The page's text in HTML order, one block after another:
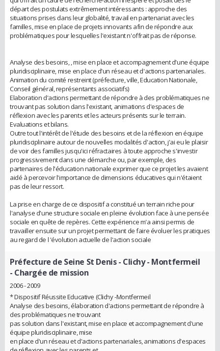
départ des postulats extrêmement intéressants : approche des
situations prises dans leur globalité, travail en partenariat avec les
familles, mise en place de projets innovants afin de répondre aux
problématiques pour lesquelles l'existant n'offrait pas de réponse.
Analyse des besoins, , mise en place et accompagnement d'une équipe
pluridisciplinaire, mise en place d'un réseau et d'actions partenariales.
Animation du comité restreint (préfecture, ville, Education Nationale,
Conseil général, représentants associatifs)
Elaboration d'actions permettant de répondre à des problématiques ne
trouvant pas solution dans l'existant, animations d'espaces de
réflexion avec les parents et les acteurs présents sur le terrain.
Evaluations et bilans.
Outre tout l'intérêt de l'étude des besoins et de la réflexion en équipe
pluridisciplinaire autour de nouvelles modalités d'action, j'ai eu le plaisir
de voir des familles jusqu'ici réfractaires à toute approche s'investir
progressivement dans une démarche ou, par exemple, des
partenaires de l'éducation nationale exprimer que ce projet les avaient
aidé à percevoir l'importance de dimensions éducatives qui n'étaient
pas de leur ressort.
La prise en charge de ce dispositif a constitué un terrain riche pour
l'analyse d'une structure sociale en pleine évolution face à une pensée
sociale en quête de repères. Cette expérience m'a ainsi permis de
travailler ensuite sur un projet permettant de faire évoluer les pratiques
au regard de l 'évolution actuelle de l'action sociale
Préfecture de Seine St Denis - Clichy - Montfermeil
- Chargée de mission
2006 - 2009
* Dispositif Réussite Educative (Clichy -Montfermeil
Analyse des besoins, élaboration d'actions permettant de répondre à
des problématiques ne trouvant
pas solution dans l'existant, mise en place et accompagnement d'une
équipe pluridisciplinaire, mise
en place d'un réseau et d'actions partenariales, animations d'espaces